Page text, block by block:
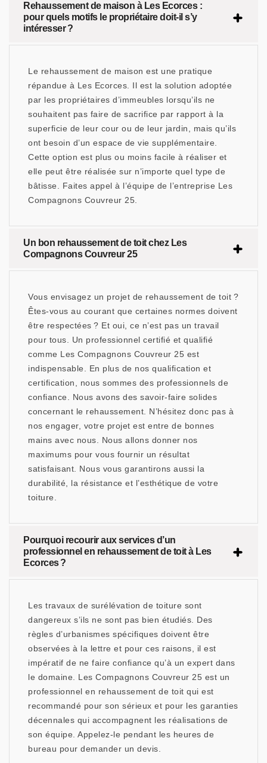
Rehaussement de maison à Les Ecorces :
pour quels motifs le propriétaire doit-il s’y
intéresser ?
Le rehaussement de maison est une pratique
répandue à Les Ecorces. Il est la solution adoptée
par les propriétaires d’immeubles lorsqu’ils ne
souhaitent pas faire de sacrifice par rapport à la
superficie de leur cour ou de leur jardin, mais qu’ils
ont besoin d’un espace de vie supplémentaire.
Cette option est plus ou moins facile à réaliser et
elle peut être réalisée sur n’importe quel type de
bâtisse. Faites appel à l’équipe de l’entreprise Les
Compagnons Couvreur 25.
Un bon rehaussement de toit chez Les
Compagnons Couvreur 25
Vous envisagez un projet de rehaussement de toit ?
Êtes-vous au courant que certaines normes doivent
être respectées ? Et oui, ce n’est pas un travail
pour tous. Un professionnel certifié et qualifié
comme Les Compagnons Couvreur 25 est
indispensable. En plus de nos qualification et
certification, nous sommes des professionnels de
confiance. Nous avons des savoir-faire solides
concernant le rehaussement. N’hésitez donc pas à
nos engager, votre projet est entre de bonnes
mains avec nous. Nous allons donner nos
maximums pour vous fournir un résultat
satisfaisant. Nous vous garantirons aussi la
durabilité, la résistance et l’esthétique de votre
toiture.
Pourquoi recourir aux services d’un
professionnel en rehaussement de toit à Les
Ecorces ?
Les travaux de surélévation de toiture sont
dangereux s’ils ne sont pas bien étudiés. Des
règles d’urbanismes spécifiques doivent être
observées à la lettre et pour ces raisons, il est
impératif de ne faire confiance qu’à un expert dans
le domaine. Les Compagnons Couvreur 25 est un
professionnel en rehaussement de toit qui est
recommandé pour son sérieux et pour les garanties
décennales qui accompagnent les réalisations de
son équipe. Appelez-le pendant les heures de
bureau pour demander un devis.